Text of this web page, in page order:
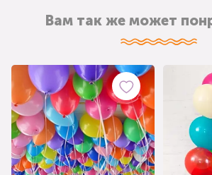
Вам так же может